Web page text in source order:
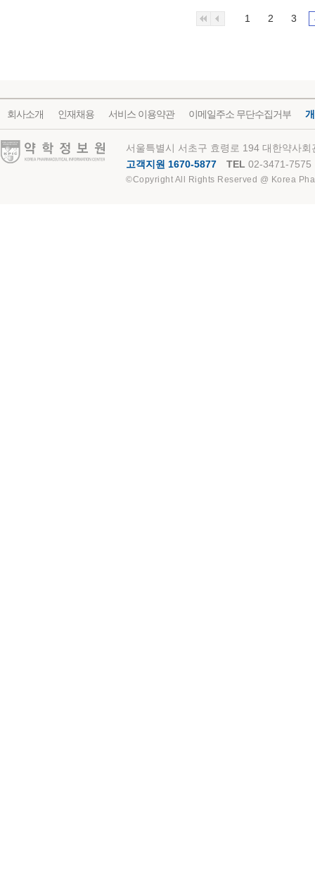
1 2 3
회사소개 인재채용 서비스 이용약관 이메일주소 무단수집거부
약학정보원
서울특별시 서초구 효령로 194 대한약사
고객지원 1670-5877
TEL 02-3471-7575
©Copyright All Rights Reserved @ Korea